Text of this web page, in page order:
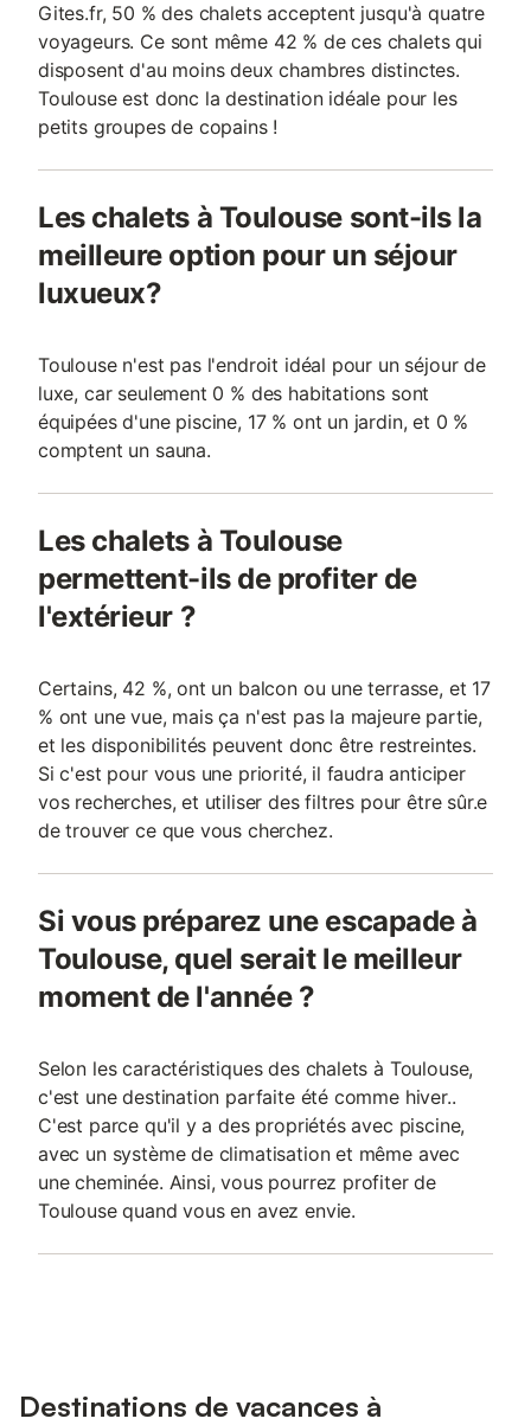
Gites.fr, 50 % des chalets acceptent jusqu'à quatre
voyageurs. Ce sont même 42 % de ces chalets qui
disposent d'au moins deux chambres distinctes.
Toulouse est donc la destination idéale pour les
petits groupes de copains !
Les chalets à Toulouse sont-ils la
meilleure option pour un séjour
luxueux?
Toulouse n'est pas l'endroit idéal pour un séjour de
luxe, car seulement 0 % des habitations sont
équipées d'une piscine, 17 % ont un jardin, et 0 %
comptent un sauna.
Les chalets à Toulouse
permettent-ils de profiter de
l'extérieur ?
Certains, 42 %, ont un balcon ou une terrasse, et 17
% ont une vue, mais ça n'est pas la majeure partie,
et les disponibilités peuvent donc être restreintes.
Si c'est pour vous une priorité, il faudra anticiper
vos recherches, et utiliser des filtres pour être sûr.e
de trouver ce que vous cherchez.
Si vous préparez une escapade à
Toulouse, quel serait le meilleur
moment de l'année ?
Selon les caractéristiques des chalets à Toulouse,
c'est une destination parfaite été comme hiver..
C'est parce qu'il y a des propriétés avec piscine,
avec un système de climatisation et même avec
une cheminée. Ainsi, vous pourrez profiter de
Toulouse quand vous en avez envie.
Destinations de vacances à